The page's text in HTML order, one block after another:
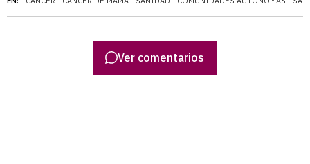
Ver comentarios